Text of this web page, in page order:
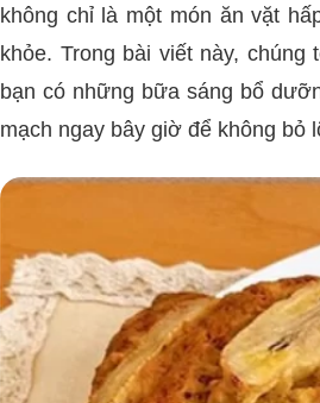
không chỉ là một món ăn vặt
khỏe. Trong bài viết này,
bạn có những bữa sáng bổ
mạch ngay bây giờ để không bỏ